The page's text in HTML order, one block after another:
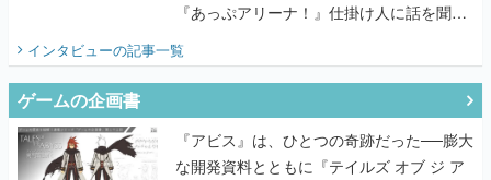
『あっぷアリーナ！』仕掛け人に話を聞い
てみた
インタビューの記事一覧
ゲームの企画書
『アビス』は、ひとつの奇跡だった──膨大
な開発資料とともに『テイルズ オブ ジ ア